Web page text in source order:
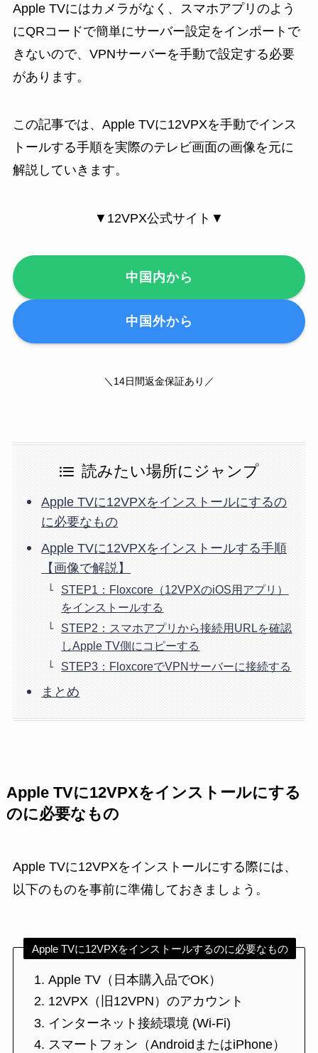
Apple TVにはカメラがなく、スマホアプリのよう
にQRコードで簡単にサーバー設定をインポートで
きないので、VPNサーバーを手動で設定する必要
があります。
この記事では、Apple TVに12VPXを手動でインス
トールする手順を実際のテレビ画面の画像を元に
解説していきます。
▼12VPX公式サイト▼
中国内から
中国外から
＼14日間返金保証あり／
読みたい場所にジャンプ
Apple TVに12VPXをインストールにするの
に必要なもの
Apple TVに12VPXをインストールする手順
【画像で解説】
STEP1：Floxcore（12VPXのiOS用アプリ）
をインストールする
STEP2：スマホアプリから接続用URLを確認
しApple TV側にコピーする
STEP3：FloxcoreでVPNサーバーに接続する
まとめ
Apple TVに12VPXをインストールにする
のに必要なもの
Apple TVに12VPXをインストールにする際には、
以下のものを事前に準備しておきましょう。
Apple TVに12VPXをインストールするのに必要なもの
Apple TV（日本購入品でOK）
12VPX（旧12VPN）のアカウント
インターネット接続環境 (Wi-Fi)
スマートフォン（AndroidまたはiPhone）